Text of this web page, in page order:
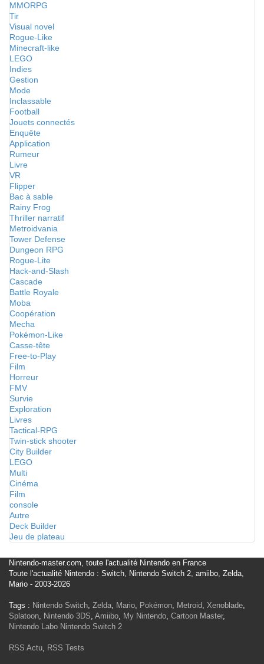
MMORPG
Tir
Visual novel
Rogue-Like
Minecraft-like
LEGO
Indies
Gestion
Mode
Inclassable
Football
Jouets connectés
Enquête
Application
Rumeur
Livre
VR
Flipper
Bac à sable
Rainy Frog
Thriller narratif
Metroidvania
Tower Defense
Dungeon RPG
Rogue-Lite
Hack-and-Slash
Cascade
Battle Royale
Moba
Coopération
Mecha
Pokémon-Like
Casse-tête
Free-to-Play
Film
Horreur
FMV
Survie
Exploration
Livres
Tactical-RPG
Twin-stick shooter
City Builder
LEGO
Multi
Cinéma
Film
console
Autre
Deck Builder
Jeu de plateau
Nintendo-master.com, toute l'actualité Nintendo en France
Toute l'actualité Nintendo : Switch, Nintendo Switch 2, amiibo, Zelda,
Mario - 2003-2026
Tags : Nintendo Switch, Zelda, Mario, Pokémon, Metroid, Xenoblade,
Splatoon, Nintendo 3DS, Amiibo, My Nintendo, Cartoon Master,
Nintendo Labo Nintendo Switch 2
RSS Actu, RSS Tests